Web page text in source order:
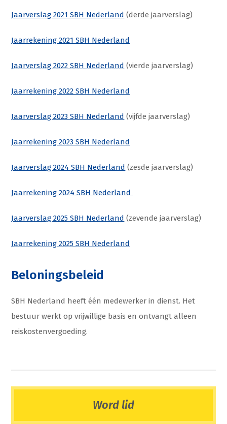
Jaarverslag 2021 SBH Nederland (derde jaarverslag)
Jaarrekening 2021 SBH Nederland
Jaarverslag 2022 SBH Nederland (vierde jaarverslag)
Jaarrekening 2022 SBH Nederland
Jaarverslag 2023 SBH Nederland (vijfde jaarverslag)
Jaarrekening 2023 SBH Nederland
Jaarverslag 2024 SBH Nederland (zesde jaarverslag)
Jaarrekening 2024 SBH Nederland
Jaarverslag 2025 SBH Nederland (zevende jaarverslag)
Jaarrekening 2025 SBH Nederland
Beloningsbeleid
SBH Nederland heeft één medewerker in dienst. Het
bestuur werkt op vrijwillige basis en ontvangt alleen
reiskostenvergoeding.
Word lid